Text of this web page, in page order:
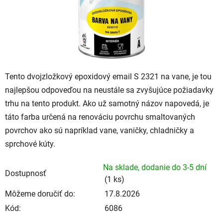
Tento dvojzložkový epoxidový email S 2321 na vane, je tou
najlepšou odpoveďou na neustále sa zvyšujúce požiadavky
trhu na tento produkt. Ako už samotný názov napovedá, je
táto farba určená na renováciu povrchu smaltovaných
povrchov ako sú napríklad vane, vaničky, chladničky a
sprchové kúty.
Dostupnosť
Na sklade, dodanie do 3-5 dní
(1 ks)
Môžeme doručiť do:
17.8.2026
Kód:
6086